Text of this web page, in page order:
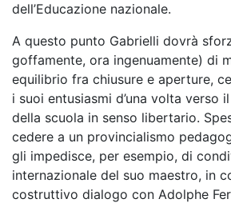
dell’Educazione nazionale.
A questo punto Gabrielli dovrà
goffamente, ora ingenuamente) di
equilibrio fra chiusure e aperture,
i suoi entusiasmi d’una volta verso
della scuola in senso libertario.
cedere a un provincialismo
gli impedisce, per esempio, di
internazionale del suo maestro, in
costruttivo dialogo con Adolphe